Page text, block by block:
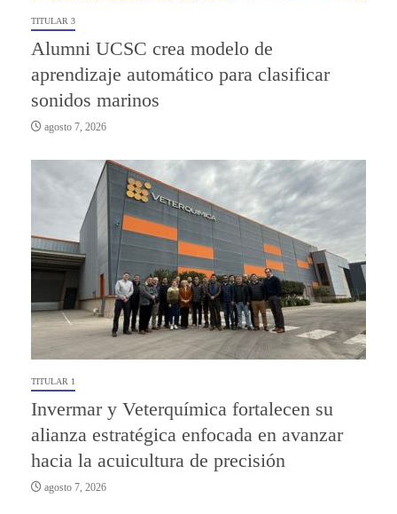
TITULAR 3
Alumni UCSC crea modelo de
aprendizaje automático para clasificar
sonidos marinos
agosto 7, 2026
TITULAR 1
Invermar y Veterquímica fortalecen su
alianza estratégica enfocada en avanzar
hacia la acuicultura de precisión
agosto 7, 2026